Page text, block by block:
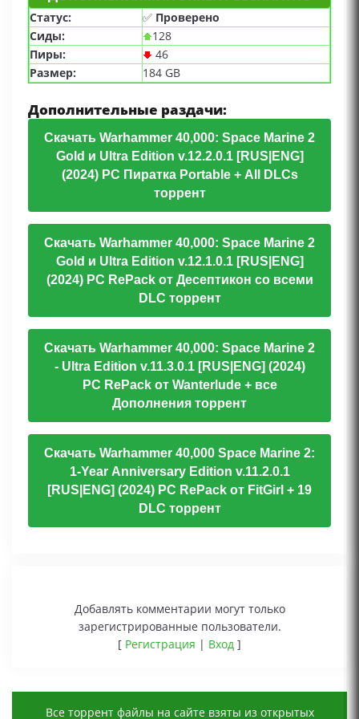
Статус: ✅ Проверено
Сиды:
128
Пиры:
46
Размер:
184 GB
Дополнительные раздачи:
Скачать Warhammer 40,000: Space Marine 2
Gold и Ultra Edition v.12.2.0.1 [RUS|ENG]
(2024) PC Пиратка Portable + All DLCs
торрент
Скачать Warhammer 40,000: Space Marine 2
Gold и Ultra Edition v.12.1.0.1​​​​​​​ [RUS|ENG]
(2024) PC RePack от Десептикон со всеми
DLC торрент
Скачать Warhammer 40,000: Space Marine 2
- Ultra Edition v.11.3.0.1 [RUS|ENG] (2024)
PC RePack от Wanterlude + все
Дополнения торрент
Скачать Warhammer 40,000 Space Marine 2:
1-Year Anniversary Edition v.11.2.0.1
[RUS|ENG] (2024) PC RePack от FitGirl + 19
DLC торрент
Добавлять комментарии могут только
зарегистрированные пользователи.
[ Регистрация | Вход ]
Все торрент файлы на сайте взяты из открытых